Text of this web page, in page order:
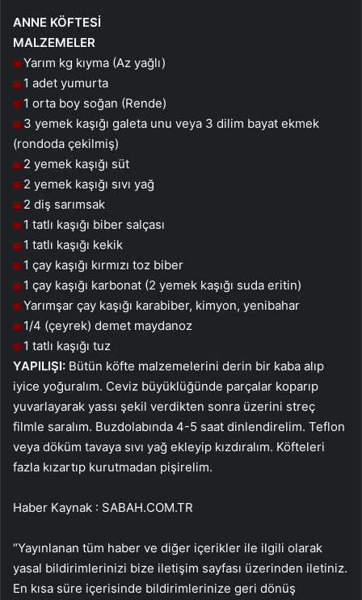
ANNE KÖFTESİ
MALZEMELER
Yarım kg kıyma (Az yağlı)
1 adet yumurta
1 orta boy soğan (Rende)
3 yemek kaşığı galeta unu veya 3 dilim bayat ekmek
(rondoda çekilmiş)
2 yemek kaşığı süt
2 yemek kaşığı sıvı yağ
2 diş sarımsak
1 tatlı kaşığı biber salçası
1 tatlı kaşığı kekik
1 çay kaşığı kırmızı toz biber
1 çay kaşığı karbonat (2 yemek kaşığı suda eritin)
Yarımşar çay kaşığı karabiber, kimyon, yenibahar
1/4 (çeyrek) demet maydanoz
1 tatlı kaşığı tuz
YAPILIŞI: Bütün köfte malzemelerini derin bir kaba alıp
iyice yoğuralım. Ceviz büyüklüğünde parçalar koparıp
yuvarlayarak yassı şekil verdikten sonra üzerini streç
filmle saralım. Buzdolabında 4-5 saat dinlendirelim. Teflon
veya döküm tavaya sıvı yağ ekleyip kızdıralım. Köfteleri
fazla kızartıp kurutmadan pişirelim.
Haber Kaynak : SABAH.COM.TR
“Yayınlanan tüm haber ve diğer içerikler ile ilgili olarak
yasal bildirimlerinizi bize iletişim sayfası üzerinden iletiniz.
En kısa süre içerisinde bildirimlerinize geri dönüş